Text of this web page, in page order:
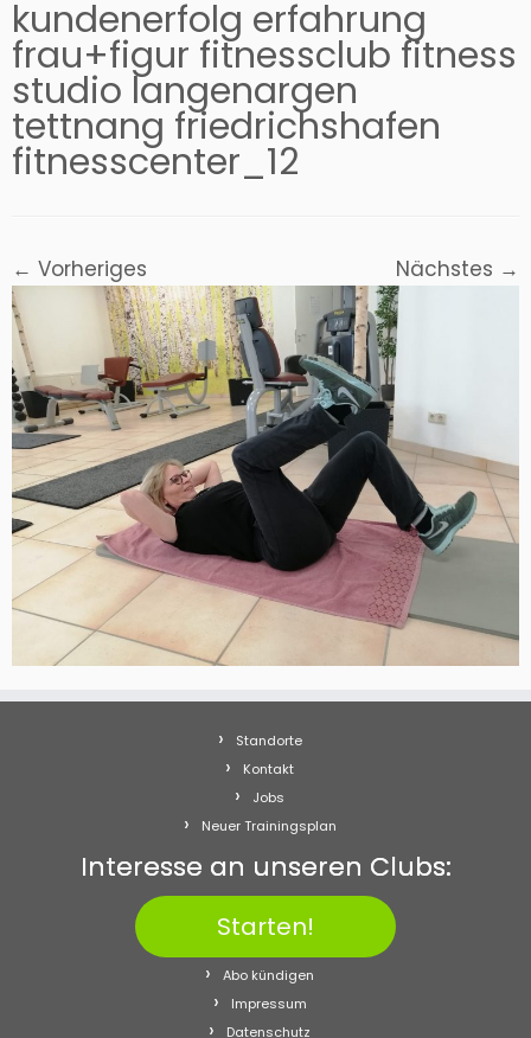
kundenerfolg erfahrung
frau+figur fitnessclub fitness
studio langenargen
tettnang friedrichshafen
fitnesscenter_12
← Vorheriges Nächstes →
Standorte
Kontakt
Jobs
Neuer Trainingsplan
Interesse an unseren Clubs:
Starten!
Abo kündigen
Impressum
Datenschutz